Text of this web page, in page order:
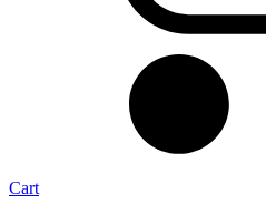
Cart